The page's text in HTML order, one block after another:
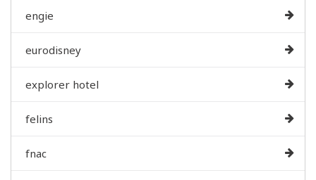
engie
eurodisney
explorer hotel
felins
fnac